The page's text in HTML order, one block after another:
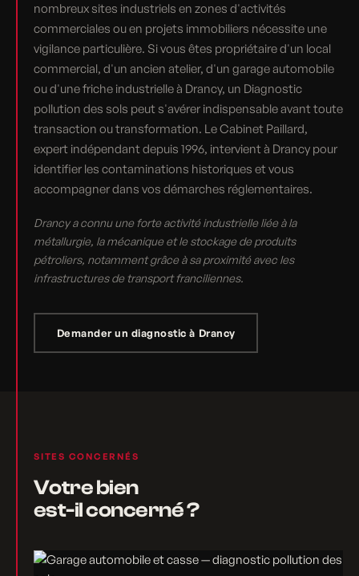
nombreux sites industriels en zones d'activités
commerciales ou en projets immobiliers nécessite une
vigilance particulière. Si vous êtes propriétaire d'un local
commercial, d'un ancien atelier, d'un garage automobile
ou d'une friche industrielle à Drancy, un Diagnostic
pollution des sols peut s'avérer indispensable avant toute
transaction ou transformation. Le Cabinet Paillard,
expert indépendant depuis 1996, intervient à Drancy pour
identifier les contaminations historiques et vous
accompagner dans vos démarches réglementaires.
Drancy a connu une forte activité industrielle liée à la
métallurgie, la mécanique et le stockage de produits
pétroliers, notamment grâce à sa proximité avec les
infrastructures de transport franciliennes.
Demander un diagnostic à Drancy
SITES CONCERNÉS
Votre bien
est-il concerné ?